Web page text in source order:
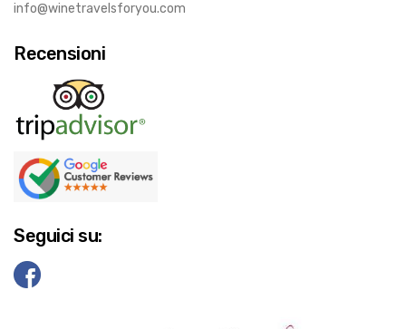
info@winetravelsforyou.com
Recensioni
Seguici su: